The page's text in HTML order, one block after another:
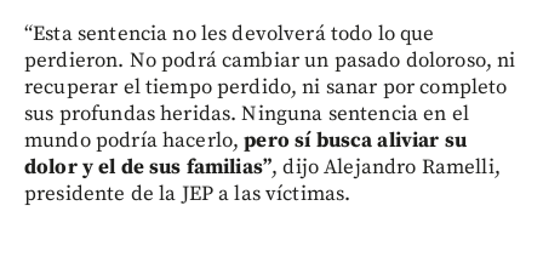
“Esta sentencia no les devolverá todo lo que
perdieron. No podrá cambiar un pasado doloroso, ni
recuperar el tiempo perdido, ni sanar por completo
sus profundas heridas. Ninguna sentencia en el
mundo podría hacerlo,pero sí busca aliviar su
dolor y el de sus familias”, dijo Alejandro Ramelli,
presidente de la JEP a las víctimas.